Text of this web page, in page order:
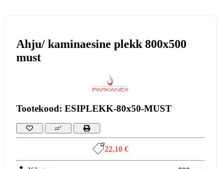
Ahju/ kaminaesine plekk 800x500
must
Tootekood: ESIPLEKK-80x50-MUST
22,10 €